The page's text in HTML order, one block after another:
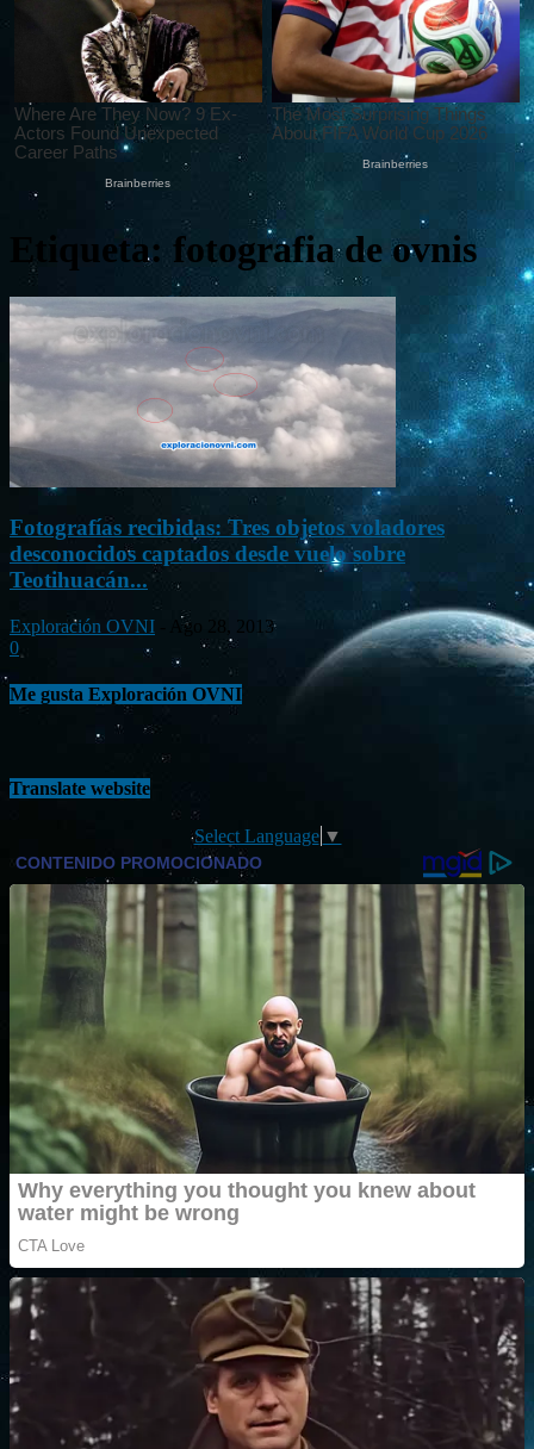
Etiqueta: fotografia de ovnis
Fotografías recibidas: Tres objetos voladores
desconocidos captados desde vuelo sobre
Teotihuacán...
Exploración OVNI
Ago 28, 2013
0
Me gusta Exploración OVNI
Translate website
Select Language ▼